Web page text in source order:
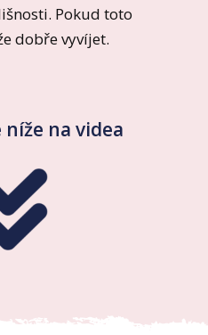
Pokud toto
dobře vyvíjet.
níže na videa